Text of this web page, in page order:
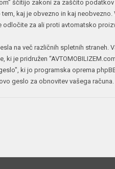
ščitijo zakoni za zaščito
kaj je obvezno in kaj
za ali proti avtomatsko
na več različnih spletnih straneh.
je pridružen
ki jo programska oprema
geslo za obnovitev vašega računa.